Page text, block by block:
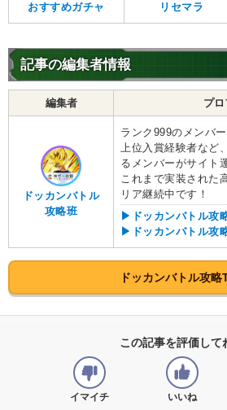
おすすめガチャ リセマラ
記事の編集者情報
編集者 プ
ドッカンバトル
攻略班
ランク999のメンバ
上位入賞経験者など
るメンバーがサイト
これまで実装された
リア継続中です！
▶ドッカンバトル攻
▶ドッカンバトル攻
ドッカンバトル攻略
この記事を評価して
イマイチ いいね